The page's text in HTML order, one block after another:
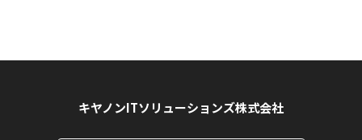
キヤノンITソリューションズ株式会社